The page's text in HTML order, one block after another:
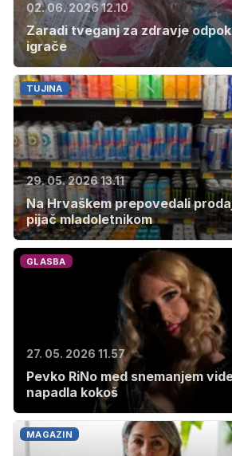
02. 06. 2026 12.10
Zaradi tveganj za zdravje
igrače
TUJINA
29. 05. 2026 13.11
Na Hrvaškem prepovedali
pijač mladoletnikom
GLASBA
27. 05. 2026 11.57
Pevko RiNo med snemanjem
napadla kokoš
MAGAZIN